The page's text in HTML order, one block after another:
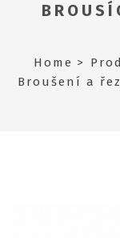
Home
Broušení a